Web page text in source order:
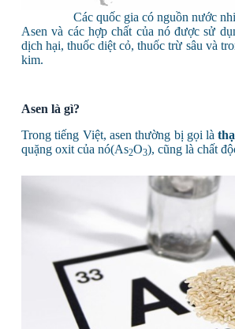
Các quốc gia có nguồn nước
Asen và các hợp chất của nó được sử
dịch hại, thuốc diệt cỏ, thuốc trừ sâu và
kim.
Asen là gì?
Trong tiếng Việt, asen thường bị gọi là
quặng oxit của nó(As2O3), cũng là chất